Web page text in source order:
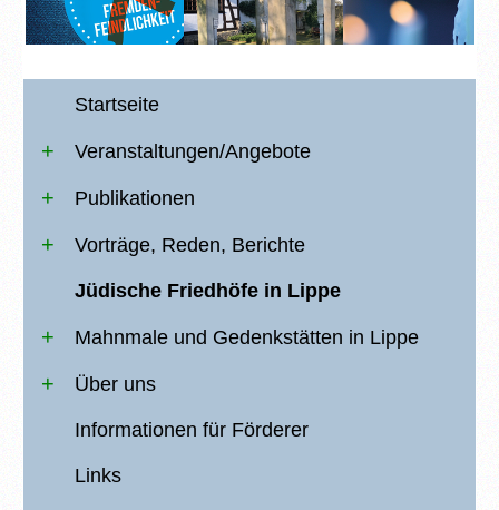
Startseite
Veranstaltungen/Angebote
Publikationen
Vorträge, Reden, Berichte
Jüdische Friedhöfe in Lippe
Mahnmale und Gedenkstätten in Lippe
Über uns
Informationen für Förderer
Links